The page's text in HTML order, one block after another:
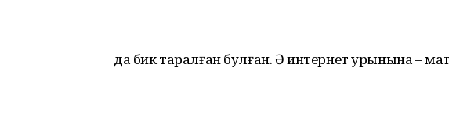
да бик таралған булған. Ә интернет урынына –